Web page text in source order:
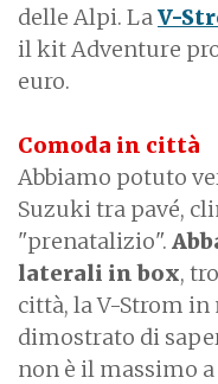
delle Alpi. LaV-
il kit Adventure
euro.
Comoda in città
Abbiamo potuto
Suzuki tra pavé,
"prenatalizio".
laterali in box,
città, la V-Strom
dimostrato di
non è il massimo